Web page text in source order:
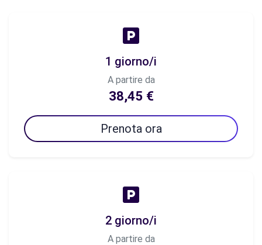
1 giorno/i
A partire da
38,45 €
Prenota ora
2 giorno/i
A partire da